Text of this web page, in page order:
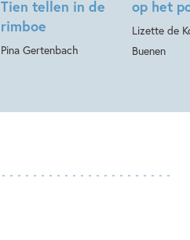
Tien tellen in de
rimboe
Pina Gertenbach
op het
Lizette de
Buenen